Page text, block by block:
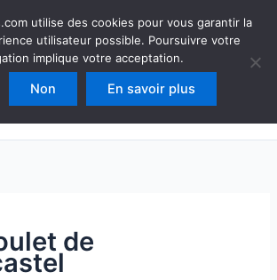
& autour du vin
de
utilise des cookies pour vous garantir la
utilisateur possible. Poursuivre votre
implique votre acceptation.
Non En savoir plus